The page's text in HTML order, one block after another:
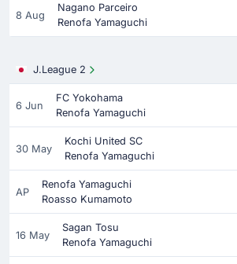
8 Aug
Nagano Parceiro
Renofa Yamaguchi
J.League 2
6 Jun
FC Yokohama
Renofa Yamaguchi
30 May
Kochi United SC
Renofa Yamaguchi
AP
Renofa Yamaguchi
Roasso Kumamoto
16 May
Sagan Tosu
Renofa Yamaguchi